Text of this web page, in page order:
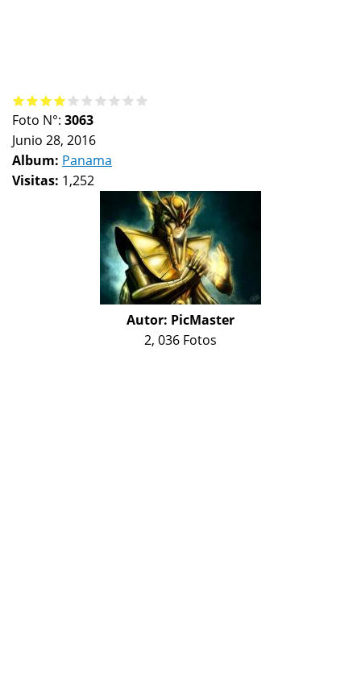
Foto N°: 3063
Junio 28, 2016
Album: Panama
Visitas: 1,252
Autor: PicMaster
2, 036 Fotos